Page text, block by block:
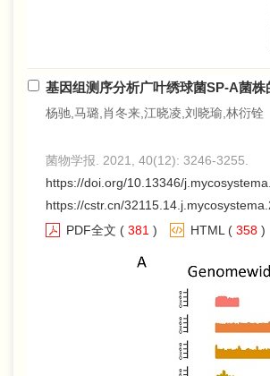
基因组测序分析广叶绣球菌SP-A菌株
杨驰,马璐,肖冬来,江晓凌,刘晓瑜,林衍铨
菌物学报. 2021, 40(12): 3246-3255.
https://doi.org/10.13346/
https://cstr.cn/
PDF全文 ( 381 ) HTML ( 358 )